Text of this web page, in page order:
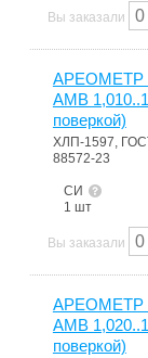
Вы заказали
АРЕОМЕТР
АМВ
поверкой)
ХЛП-1597,
88572-23
СИ
1 шт
Вы заказали
АРЕОМЕТР
АМВ
поверкой)